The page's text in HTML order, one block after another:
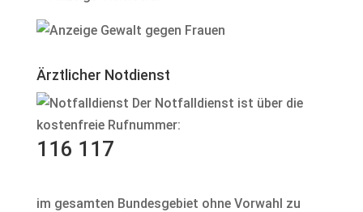
Ärztlicher Notdienst
Der Notfalldienst ist über die
kostenfreie Rufnummer:
116 117
im gesamten Bundesgebiet ohne Vorwahl zu